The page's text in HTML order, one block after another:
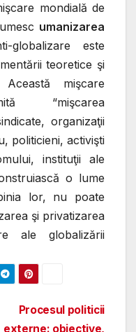
mondială de
umanizarea
globalizare este
teoretice şi
mişcare
“mişcarea
organizaţii
politicieni, activişti
instituţii ale
o lume
lor, nu poate
şi privatizarea
ale globalizării
Procesul politicii
externe: obiective,